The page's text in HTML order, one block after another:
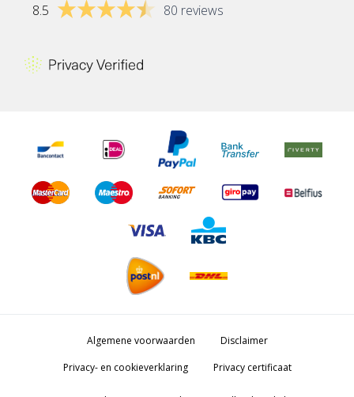
8.5 80 reviews
Algemene voorwaarden
Disclaimer
Privacy- en cookieverklaring
Privacy certificaat